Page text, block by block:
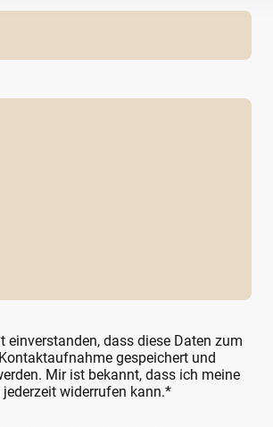
einverstanden, dass diese Daten zum
gespeichert und
Mir ist bekannt, dass ich meine
widerrufen kann.*